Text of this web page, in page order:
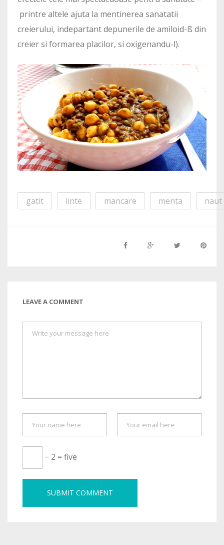
printre altele ajuta la mentinerea sanatatii
creierului, indepartant depunerile de amiloid-ß din
creier si formarea placilor, si oxigenandu-l).
gatit linte mancare menta naut
LEAVE A COMMENT
− 2 = five